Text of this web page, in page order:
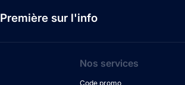
Première sur l'info
Nos services
Code promo